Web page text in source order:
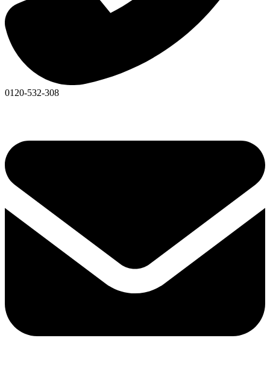
0120-532-308